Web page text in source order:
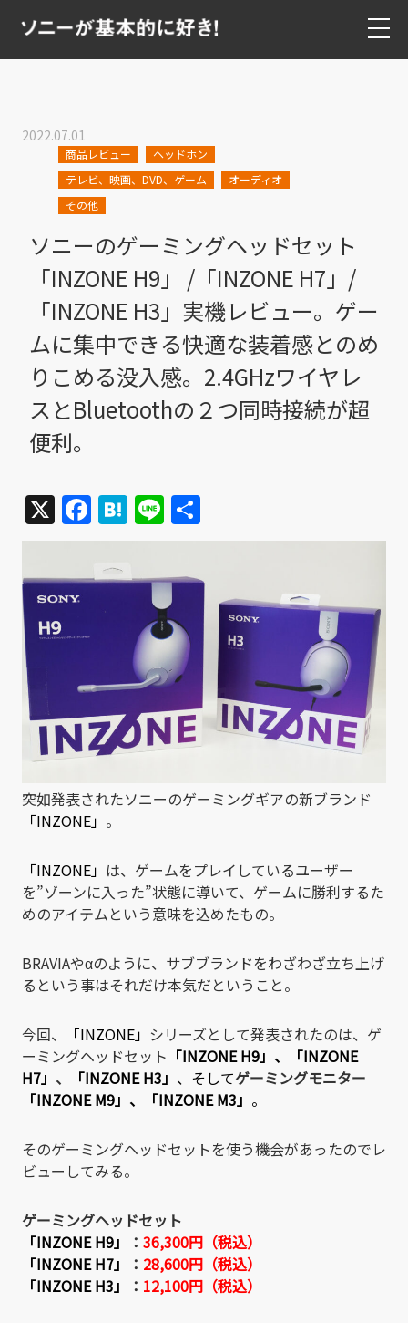
2022.07.01
商品レビュー
ヘッドホン
テレビ、映画、DVD、ゲーム
オーディオ
その他
ソニーのゲーミングヘッドセット
「INZONE H9」 /「INZONE H7」/
「INZONE H3」実機レビュー。ゲー
ムに集中できる快適な装着感とのめ
りこめる没入感。2.4GHzワイヤレ
スとBluetoothの２つ同時接続が超
便利。
X Facebook
Hatena
Line
有
突如発表されたソニーのゲーミングギアの新ブランド
「INZONE」 。
「INZONE」 は、ゲームをプレイしているユーザー
を”ゾーンに入った”状態に導いて、ゲームに勝利するた
めのアイテムという意味を込めたもの。
BRAVIAやαのように、サブブランドをわざわざ立ち上げ
るという事はそれだけ本気だということ。
今回、 「INZONE」 シリーズとして発表されたのは、ゲ
ーミングヘッドセット 「INZONE H9」 、
「INZONE
H7」 、 「INZONE H3」 、そしてゲーミングモニター
「INZONE M9」 、 「INZONE M3」 。
そのゲーミングヘッドセットを使う機会があったのでレ
ビューしてみる。
ゲーミングヘッドセット
「INZONE H9」
： 36,300円（税込）
「INZONE H7」
： 28,600円（税込）
「INZONE H3」
： 12,100円（税込）